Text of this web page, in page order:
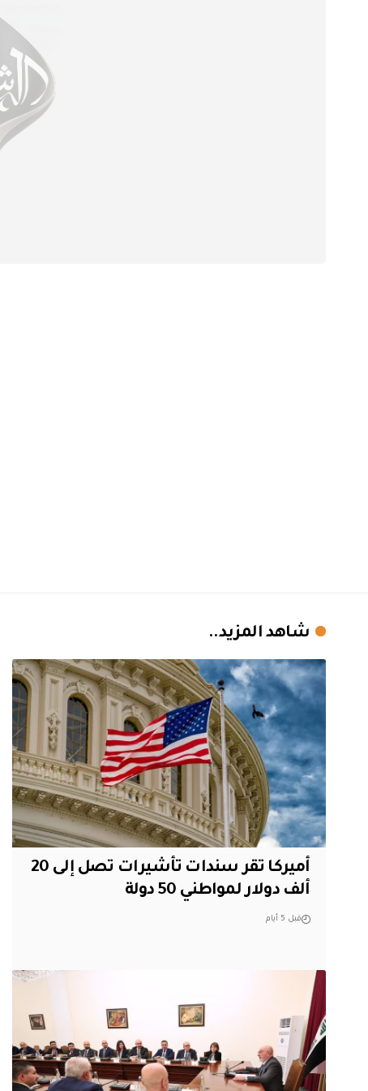
شاهد المزيد..
أميركا تقر سندات تأشيرات تصل إلى 20
ألف دولار لمواطني 50 دولة
قبل 5 أيام